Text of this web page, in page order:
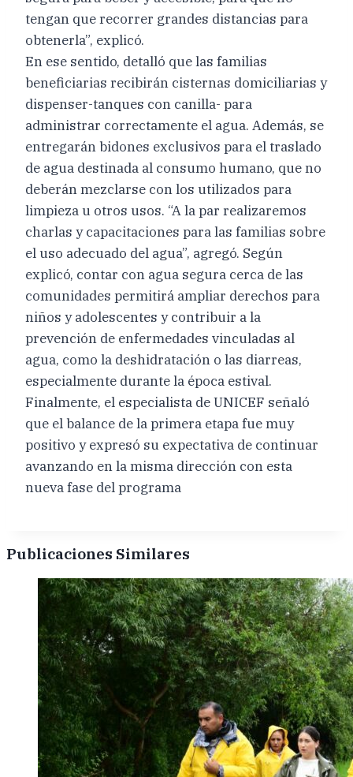
tengan que recorrer grandes distancias para
obtenerla”, explicó.
En ese sentido, detalló que las familias
beneficiarias recibirán cisternas domiciliarias y
dispenser-tanques con canilla- para
administrar correctamente el agua. Además, se
entregarán bidones exclusivos para el traslado
de agua destinada al consumo humano, que no
deberán mezclarse con los utilizados para
limpieza u otros usos. “A la par realizaremos
charlas y capacitaciones para las familias sobre
el uso adecuado del agua”, agregó. Según
explicó, contar con agua segura cerca de las
comunidades permitirá ampliar derechos para
niños y adolescentes y contribuir a la
prevención de enfermedades vinculadas al
agua, como la deshidratación o las diarreas,
especialmente durante la época estival.
Finalmente, el especialista de UNICEF señaló
que el balance de la primera etapa fue muy
positivo y expresó su expectativa de continuar
avanzando en la misma dirección con esta
nueva fase del programa
Publicaciones Similares